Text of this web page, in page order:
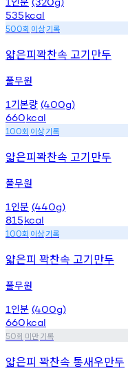
535kcal
500회 이상기록
얇은피꽉찬속 고기만두
풀무원
1 기본량 (400g)
660kcal
100회 이상기록
얇은피꽉찬속 고기만두
풀무원
1 인분 (440g)
815kcal
100회 이상기록
얇은피 꽉찬속 고기만두
풀무원
1 인분 (400g)
660kcal
50회 미만기록
얇은피 꽉찬속 통새우만두